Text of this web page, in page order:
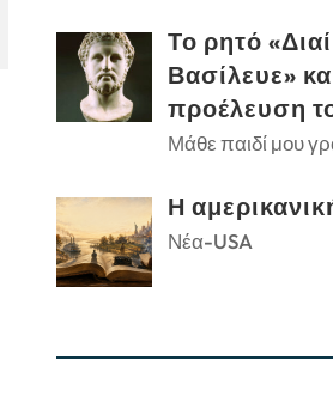
Το ρητό
Βασίλευε»
προέλευση
Μάθε παιδί μου
Η
Νέα-USA